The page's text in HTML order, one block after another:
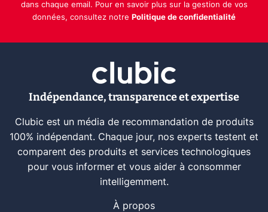
dans chaque email. Pour en savoir plus sur la gestion de vos
données, consultez notre Politique de confidentialité
Indépendance, transparence et expertise
Clubic est un média de recommandation de produits
100% indépendant. Chaque jour, nos experts testent et
comparent des produits et services technologiques
pour vous informer et vous aider à consommer
intelligemment.
À propos